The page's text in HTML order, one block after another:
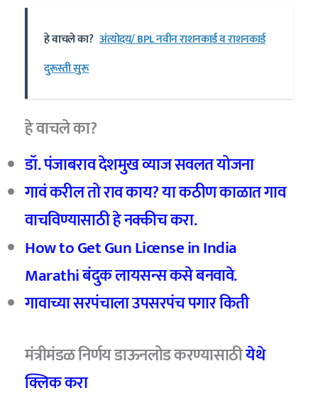
हे वाचले का? अंत्योदय/ BPL नवीन राशनकार्ड व राशनकार्ड
दुरूस्ती सुरू
हे वाचले का?
डॉ. पंजाबराव देशमुख व्याज सवलत योजना
गावं करील तो राव काय? या कठीण काळात गाव
वाचविण्यासाठी हे नक्कीच करा.
How to Get Gun License in India
Marathi बंदुक लायसन्स कसे बनवावे.
गावाच्या सरपंचाला उपसरपंच पगार किती
मंत्रीमंडळ निर्णय डाऊनलोड करण्यासाठीयेथे
क्लिक करा